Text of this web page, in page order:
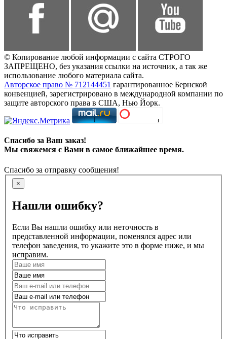
© Копирование любой информации с сайта СТРОГО
ЗАПРЕЩЕНО, без указания ссылки на источник, а так же
использование любого материала сайта.
Авторское право № 712144451 гарантированное Бернской
конвенцией, зарегистрировано в международной компании по
защите авторского права в США, Нью Йорк.
Спасибо за Ваш заказ!
Мы свяжемся с Вами в самое ближайшее время.
Спасибо за отправку сообщения!
×
Нашли ошибку?
Если Вы нашли ошибку или неточность в
представленной информации, поменялся адрес или
телефон заведения, то укажите это в форме ниже, и мы
исправим.